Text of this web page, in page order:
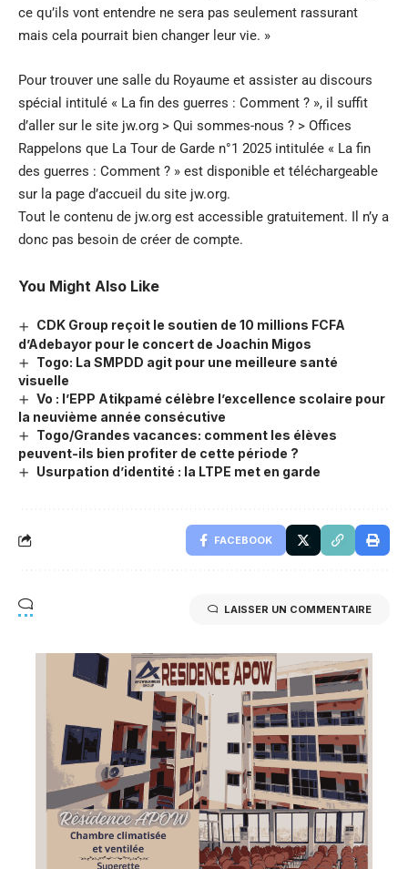
ce qu’ils vont entendre ne sera pas seulement rassurant
mais cela pourrait bien changer leur vie. »
Pour trouver une salle du Royaume et assister au discours
spécial intitulé « La fin des guerres : Comment ? », il suffit
d’aller sur le site jw.org > Qui sommes-nous ? > Offices
Rappelons que La Tour de Garde n°1 2025 intitulée « La fin
des guerres : Comment ? » est disponible et téléchargeable
sur la page d’accueil du site jw.org.
Tout le contenu de jw.org est accessible gratuitement. Il n’y a
donc pas besoin de créer de compte.
You Might Also Like
CDK Group reçoit le soutien de 10 millions FCFA
d’Adebayor pour le concert de Joachin Migos
Togo: La SMPDD agit pour une meilleure santé
visuelle
Vo : l’EPP Atikpamé célèbre l’excellence scolaire pour
la neuvième année consécutive
Togo/Grandes vacances: comment les élèves
peuvent-ils bien profiter de cette période ?
Usurpation d’identité : la LTPE met en garde
FACEBOOK
LAISSER UN COMMENTAIRE